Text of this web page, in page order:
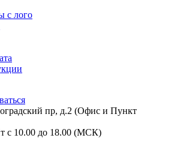
с лого
пр, д.2 (Офис и Пункт
с 10.00 до 18.00 (МСК)